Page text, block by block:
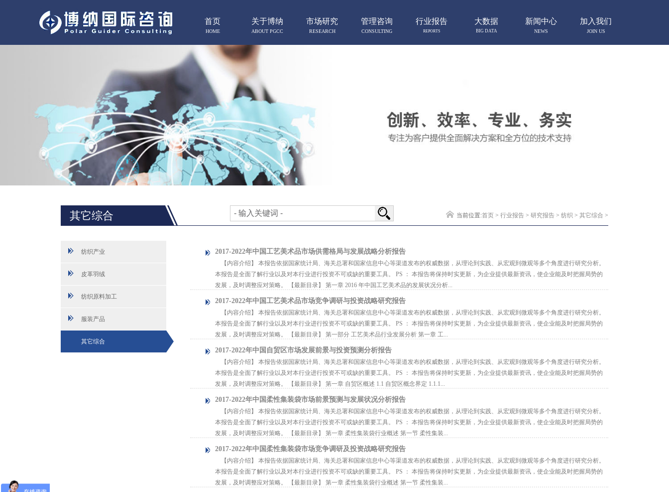
首页
HOME
关于博纳
ABOUT PGCC
市场研究
RESEARCH
管理咨询
CONSULTING
行业报告
REPORTS
大数据
BIG DATA
新闻中心
NEWS
加入我们
JOIN US
其它综合 当前位置:首页 > 行业报告 > 研究报告 > 纺织 > 其它综合 >
纺织产业
皮革羽绒
纺织原料加工
服装产品
其它综合
2017-2022年中国工艺美术品市场供需格局与发展战略分析报告
【内容介绍】 本报告依据国家统计局、海关总署和国家信息中心等渠道发布的权威数据，从理论到实践、从宏观到微观等多个角度进行研究分析。
本报告是全面了解行业以及对本行业进行投资不可或缺的重要工具。 PS ： 本报告将保持时实更新，为企业提供最新资讯，使企业能及时把握局势的
发展，及时调整应对策略。 【最新目录】 第一章 2016 年中国工艺美术品的发展状况分析...
2017-2022年中国工艺美术品市场竞争调研与投资战略研究报告
【内容介绍】 本报告依据国家统计局、海关总署和国家信息中心等渠道发布的权威数据，从理论到实践、从宏观到微观等多个角度进行研究分析。
本报告是全面了解行业以及对本行业进行投资不可或缺的重要工具。 PS ： 本报告将保持时实更新，为企业提供最新资讯，使企业能及时把握局势的
发展，及时调整应对策略。 【最新目录】 第一部分 工艺美术品行业发展分析 第一章 工...
2017-2022年中国自贸区市场发展前景与投资预测分析报告
【内容介绍】 本报告依据国家统计局、海关总署和国家信息中心等渠道发布的权威数据，从理论到实践、从宏观到微观等多个角度进行研究分析。
本报告是全面了解行业以及对本行业进行投资不可或缺的重要工具。 PS ： 本报告将保持时实更新，为企业提供最新资讯，使企业能及时把握局势的
发展，及时调整应对策略。 【最新目录】 第一章 自贸区概述 1.1 自贸区概念界定 1.1.1...
2017-2022年中国柔性集装袋市场前景预测与发展状况分析报告
【内容介绍】 本报告依据国家统计局、海关总署和国家信息中心等渠道发布的权威数据，从理论到实践、从宏观到微观等多个角度进行研究分析。
本报告是全面了解行业以及对本行业进行投资不可或缺的重要工具。 PS ： 本报告将保持时实更新，为企业提供最新资讯，使企业能及时把握局势的
发展，及时调整应对策略。 【最新目录】 第一章 柔性集装袋行业概述 第一节 柔性集装...
2017-2022年中国柔性集装袋市场竞争调研及投资战略研究报告
【内容介绍】 本报告依据国家统计局、海关总署和国家信息中心等渠道发布的权威数据，从理论到实践、从宏观到微观等多个角度进行研究分析。
本报告是全面了解行业以及对本行业进行投资不可或缺的重要工具。 PS ： 本报告将保持时实更新，为企业提供最新资讯，使企业能及时把握局势的
发展，及时调整应对策略。 【最新目录】 第一章 柔性集装袋行业概述 第一节 柔性集装...